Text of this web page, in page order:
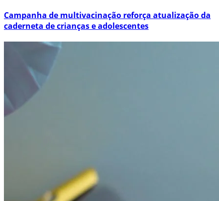
Campanha de multivacinação reforça atualização da
caderneta de crianças e adolescentes